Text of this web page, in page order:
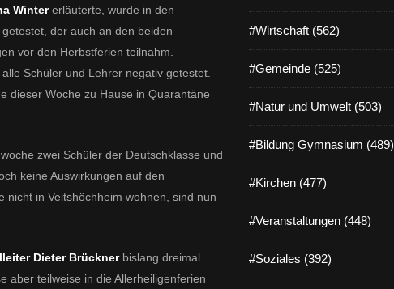
Wintererläuterte, wurde in den
der auch an den beiden
vor den Herbstferien teilnahm.
Schüler und Lehrer negativ getestet.
dieser Woche zu Hause in Quarantäne
zwei Schüler der Deutschklasse und
keine Auswirkungen auf den
nicht in Veitshöchheim wohnen, sind nun
Dieter Brücknerbislang dreimal
aber teilweise in die Allerheiligenferien
#Wirtschaft (562)
#Gemeinde (525)
#Natur und Umwelt (503)
#Bildung Gymnasium (489)
#Kirchen (477)
#Veranstaltungen (448)
#Soziales (392)